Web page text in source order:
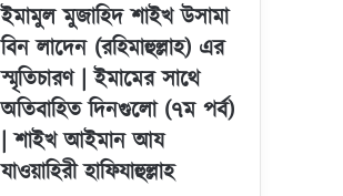
ইমামুল মুজাহিদ শাইখ উসামা
বিন লাদেন (রহিমাহুল্লাহ) এর
স্মৃতিচারণ | ইমামের সাথে
অতিবাহিত দিনগুলো (৭ম পর্ব)
| শাইখ আইমান আয
যাওয়াহিরী হাফিযাহুল্লাহ